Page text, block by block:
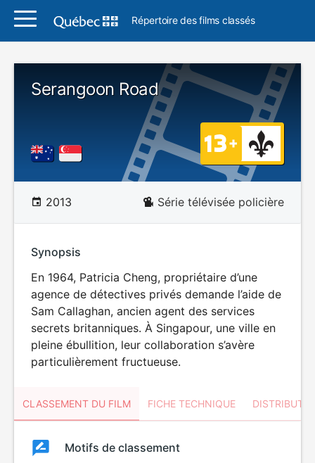
Répertoire des films classés
Serangoon Road
2013 Série télévisée policière
Synopsis
En 1964, Patricia Cheng, propriétaire d’une
agence de détectives privés demande l’aide de
Sam Callaghan, ancien agent des services
secrets britanniques. À Singapour, une ville en
pleine ébullition, leur collaboration s’avère
particulièrement fructueuse.
CLASSEMENT DU FILM FICHE TECHNIQUE
ClassementClassement
Motifs de classement